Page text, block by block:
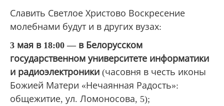
Славить Светлое Христово Воскресение
молебнами будут и в других вузах:
3 мая в 18:00 — в Белорусском
государственном университете информатики
и радиоэлектроники (часовня в честь иконы
Божией Матери «Нечаянная Радость»:
общежитие, ул. Ломоносова, 5);